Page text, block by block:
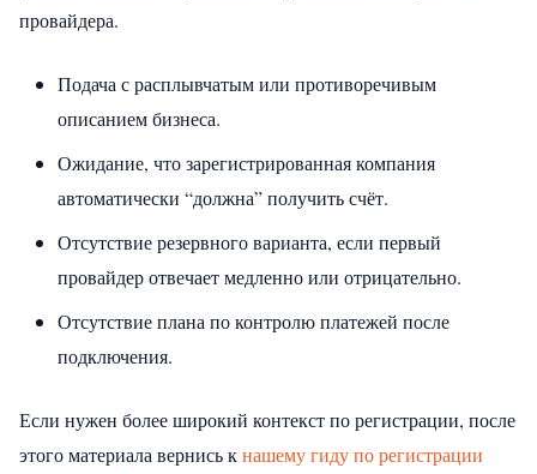
провайдера.
Подача с расплывчатым или противоречивым
описанием бизнеса.
Ожидание, что зарегистрированная компания
автоматически “должна” получить счёт.
Отсутствие резервного варианта, если первый
провайдер отвечает медленно или отрицательно.
Отсутствие плана по контролю платежей после
подключения.
Если нужен более широкий контекст по регистрации, после
этого материала вернись кнашему гиду по регистрации